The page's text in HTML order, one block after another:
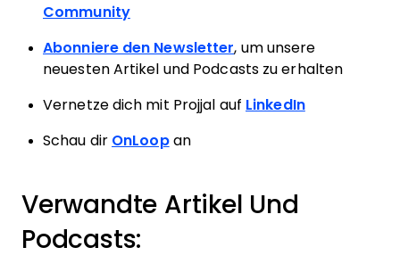
Community
Abonniere den Newsletter, um unsere
neuesten Artikel und Podcasts zu erhalten
Vernetze dich mit Projjal auf LinkedIn
Schau dir OnLoopan
Verwandte Artikel Und
Podcasts: